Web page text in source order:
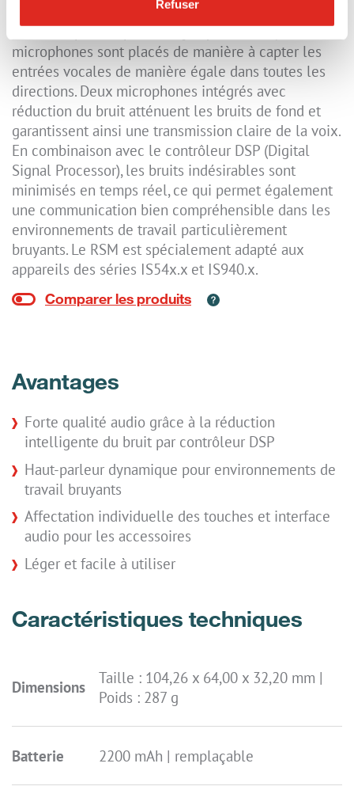
Refuser
utiliser, même avec des gants. Le RSM est équipé
d'un haut-parleur puissant (jusqu'à 103 dB) et les
microphones sont placés de manière à capter les
entrées vocales de manière égale dans toutes les
directions. Deux microphones intégrés avec
réduction du bruit atténuent les bruits de fond et
garantissent ainsi une transmission claire de la voix.
En combinaison avec le contrôleur DSP (Digital
Signal Processor), les bruits indésirables sont
minimisés en temps réel, ce qui permet également
une communication bien compréhensible dans les
environnements de travail particulièrement
bruyants. Le RSM est spécialement adapté aux
appareils des séries IS54x.x et IS940.x.
Avantages
Forte qualité audio grâce à la réduction
intelligente du bruit par contrôleur DSP
Haut-parleur dynamique pour environnements de
travail bruyants
Affectation individuelle des touches et interface
audio pour les accessoires
Léger et facile à utiliser
Caractéristiques techniques
Dimensions
Taille : 104,26 x 64,00 x 32,20 mm |
Poids : 287 g
Batterie 2200 mAh | remplaçable